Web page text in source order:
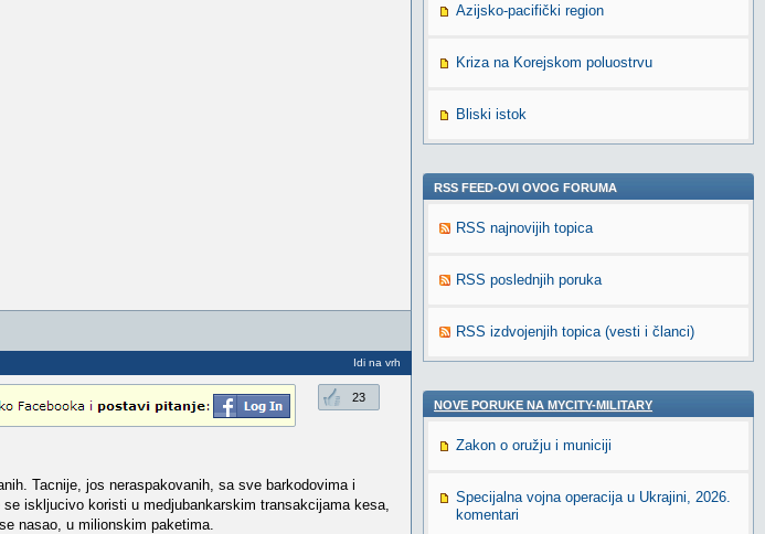
Idi na vrh
23
Tacnije, jos neraspakovanih, sa sve barkodovima i
iskljucivo koristi u medjubankarskim transakcijama kesa,
nasao, u milionskim paketima.
Azijsko-pacifički region
Kriza na Korejskom poluostrvu
Bliski istok
RSS FEED-OVI OVOG FORUMA
RSS najnovijih topica
RSS poslednjih poruka
RSS izdvojenjih topica (vesti i članci)
NOVE PORUKE NA MYCITY-MILITARY
Zakon o oružju i municiji
Specijalna vojna operacija u Ukrajini, 2026.
komentari